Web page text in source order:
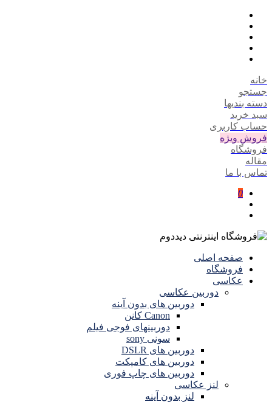
خانه
جستجو
دسته بندیها
سبد خرید
حساب کاربری
فروش ویژه
فروشگاه
مقاله
تماس با ما
0
صفحه اصلی
فروشگاه
عکاسی
دوربین عکاسی
دوربین های بدون آینه
Canon کانن
دوربینهای فوجی فیلم
سونی sony
دوربین های DSLR
دوربین های کامپکت
دوربین های چاپ فوری
لنز عکاسی
لنز بدون آینه